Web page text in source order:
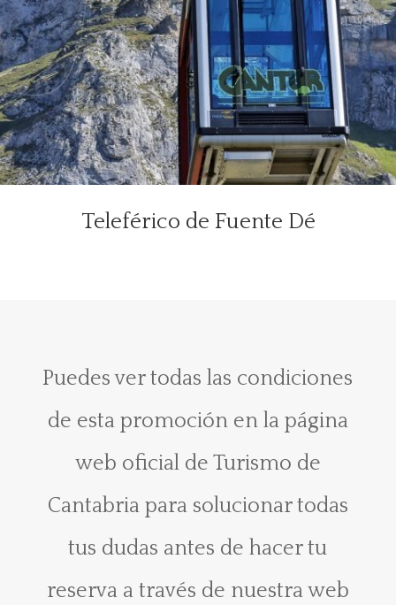
Teleférico de Fuente Dé
Puedes ver todas las condiciones
de esta promoción en la página
web oficial de Turismo de
Cantabria para solucionar todas
tus dudas antes de hacer tu
reserva a través de nuestra web